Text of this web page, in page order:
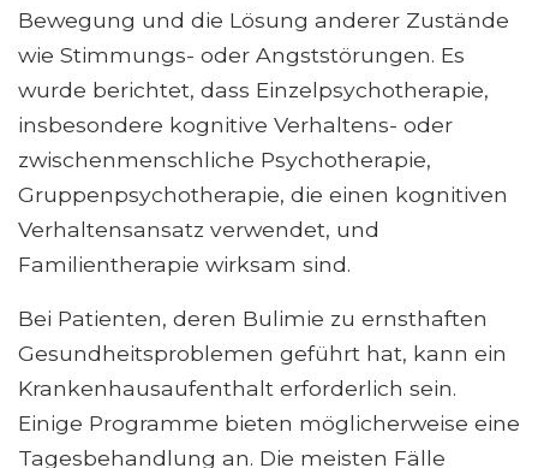
Bewegung und die Lösung anderer Zustände
wie Stimmungs- oder Angststörungen. Es
wurde berichtet, dass Einzelpsychotherapie,
insbesondere kognitive Verhaltens- oder
zwischenmenschliche Psychotherapie,
Gruppenpsychotherapie, die einen kognitiven
Verhaltensansatz verwendet, und
Familientherapie wirksam sind.
Bei Patienten, deren Bulimie zu ernsthaften
Gesundheitsproblemen geführt hat, kann ein
Krankenhausaufenthalt erforderlich sein.
Einige Programme bieten möglicherweise eine
Tagesbehandlung an. Die meisten Fälle